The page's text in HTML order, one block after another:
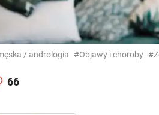
/ andrologia #Objawy i choroby
66